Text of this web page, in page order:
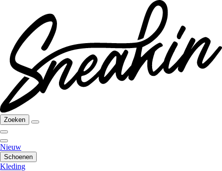
Zoeken
Nieuw
Schoenen
Kleding